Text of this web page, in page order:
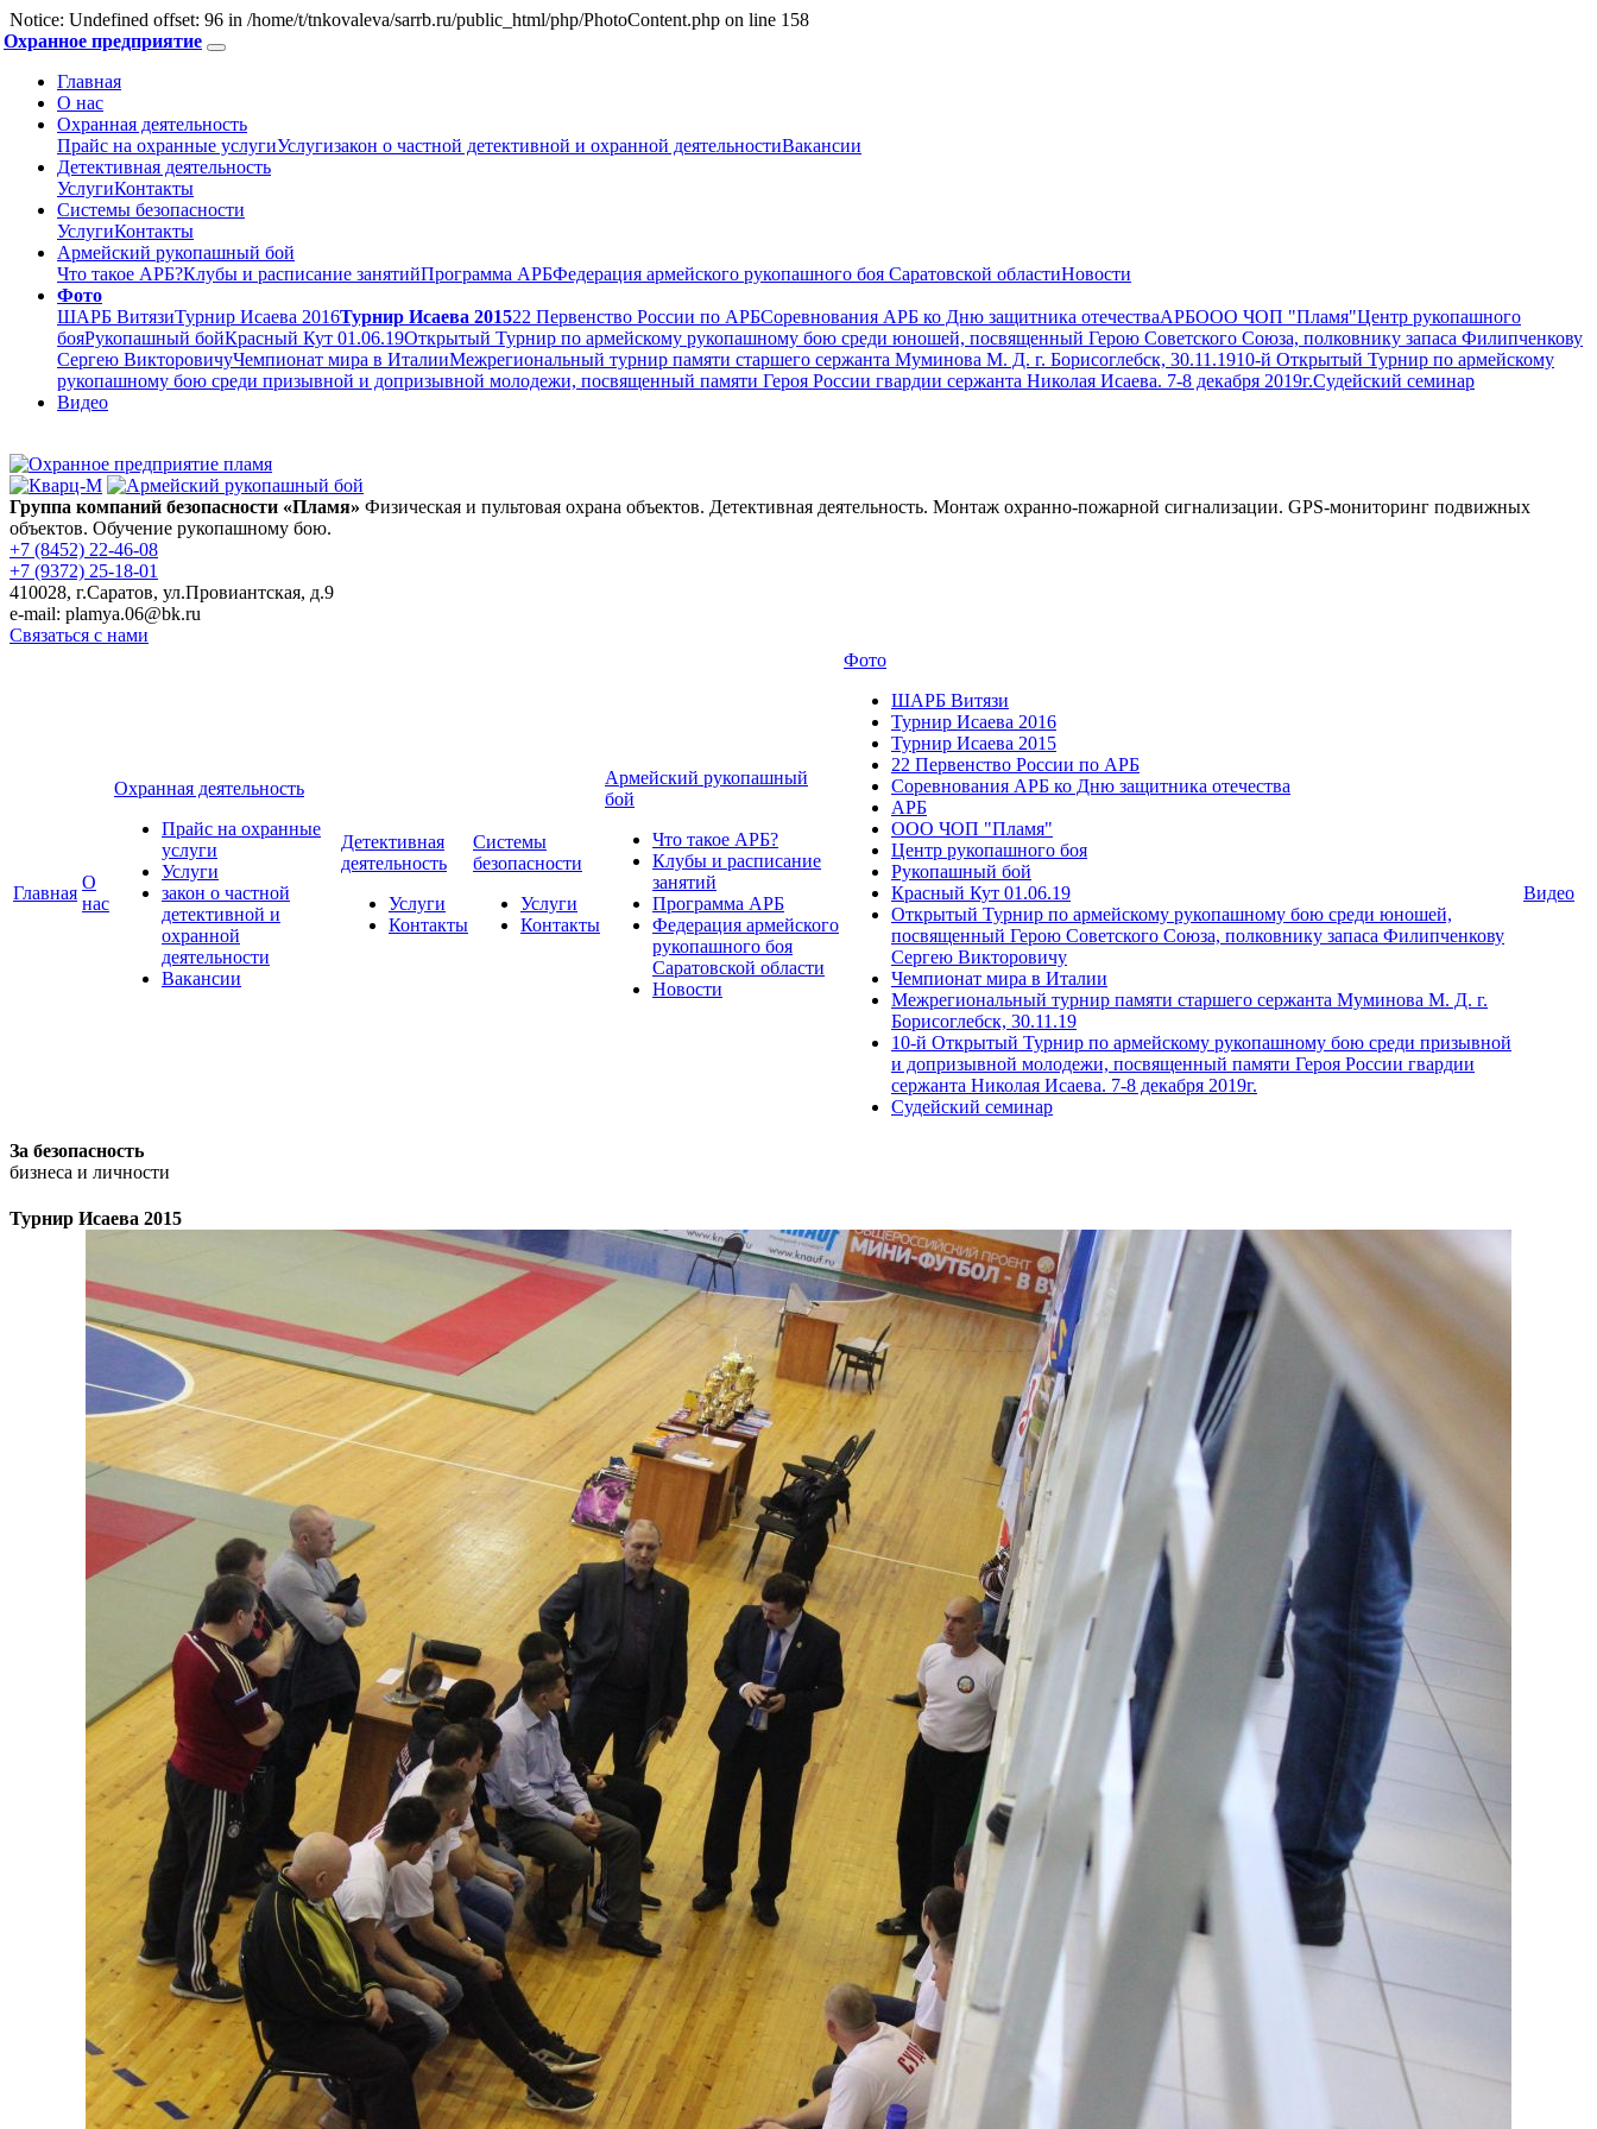
Notice: Undefined offset: 96 in /home/t/tnkovaleva/sarrb.ru/public_html/php/PhotoContent.php on line 158
Охранное предприятие
Главная
О нас
Охранная деятельность
Прайс на охранные услугиУслугизакон о частной детективной и охранной деятельностиВакансии
Детективная деятельность
УслугиКонтакты
Системы безопасности
УслугиКонтакты
Армейский рукопашный бой
Что такое АРБ?Клубы и расписание занятийПрограмма АРБФедерация армейского рукопашного боя Саратовской областиНовости
Фото
ШАРБ ВитязиТурнир Исаева 2016Турнир Исаева 201522 Первенство России по АРБСоревнования АРБ ко Дню защитника отечестваАРБООО ЧОП "Пламя"Центр рукопашного
бояРукопашный бойКрасный Кут 01.06.19Открытый Турнир по армейскому рукопашному бою среди юношей, посвященный Герою Советского Союза, полковнику запаса Филипченкову
Сергею ВикторовичуЧемпионат мира в ИталииМежрегиональный турнир памяти старшего сержанта Муминова М. Д. г. Борисоглебск, 30.11.1910-й Открытый Турнир по армейскому
рукопашному бою среди призывной и допризывной молодежи, посвященный памяти Героя России гвардии сержанта Николая Исаева. 7-8 декабря 2019г.Судейский семинар
Видео
Группа компаний безопасности «Пламя» Физическая и пультовая охрана объектов. Детективная деятельность. Монтаж охранно-пожарной сигнализации. GPS-мониторинг подвижных
объектов. Обучение рукопашному бою.
+7 (8452) 22-46-08
+7 (9372) 25-18-01
410028, г.Саратов, ул.Провиантская, д.9
e-mail: plamya.06@bk.ru
Связаться с нами
Главная
О
нас
Охранная деятельность
Прайс на охранные
услуги
Услуги
закон о частной
детективной и
охранной
деятельности
Вакансии
Детективная
деятельность
Услуги
Контакты
Системы
безопасности
Услуги
Контакты
Армейский рукопашный
бой
Что такое АРБ?
Клубы и расписание
занятий
Программа АРБ
Федерация армейского
рукопашного боя
Саратовской области
Новости
Фото
ШАРБ Витязи
Турнир Исаева 2016
Турнир Исаева 2015
22 Первенство России по АРБ
Соревнования АРБ ко Дню защитника отечества
АРБ
ООО ЧОП "Пламя"
Центр рукопашного боя
Рукопашный бой
Красный Кут 01.06.19
Открытый Турнир по армейскому рукопашному бою среди юношей,
посвященный Герою Советского Союза, полковнику запаса Филипченкову
Сергею Викторовичу
Чемпионат мира в Италии
Межрегиональный турнир памяти старшего сержанта Муминова М. Д. г.
Борисоглебск, 30.11.19
10-й Открытый Турнир по армейскому рукопашному бою среди призывной
и допризывной молодежи, посвященный памяти Героя России гвардии
сержанта Николая Исаева. 7-8 декабря 2019г.
Судейский семинар
Видео
За безопасность
бизнеса и личности
Турнир Исаева 2015